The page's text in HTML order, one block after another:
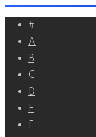
Перейти
контенту
#
A
B
C
D
E
F